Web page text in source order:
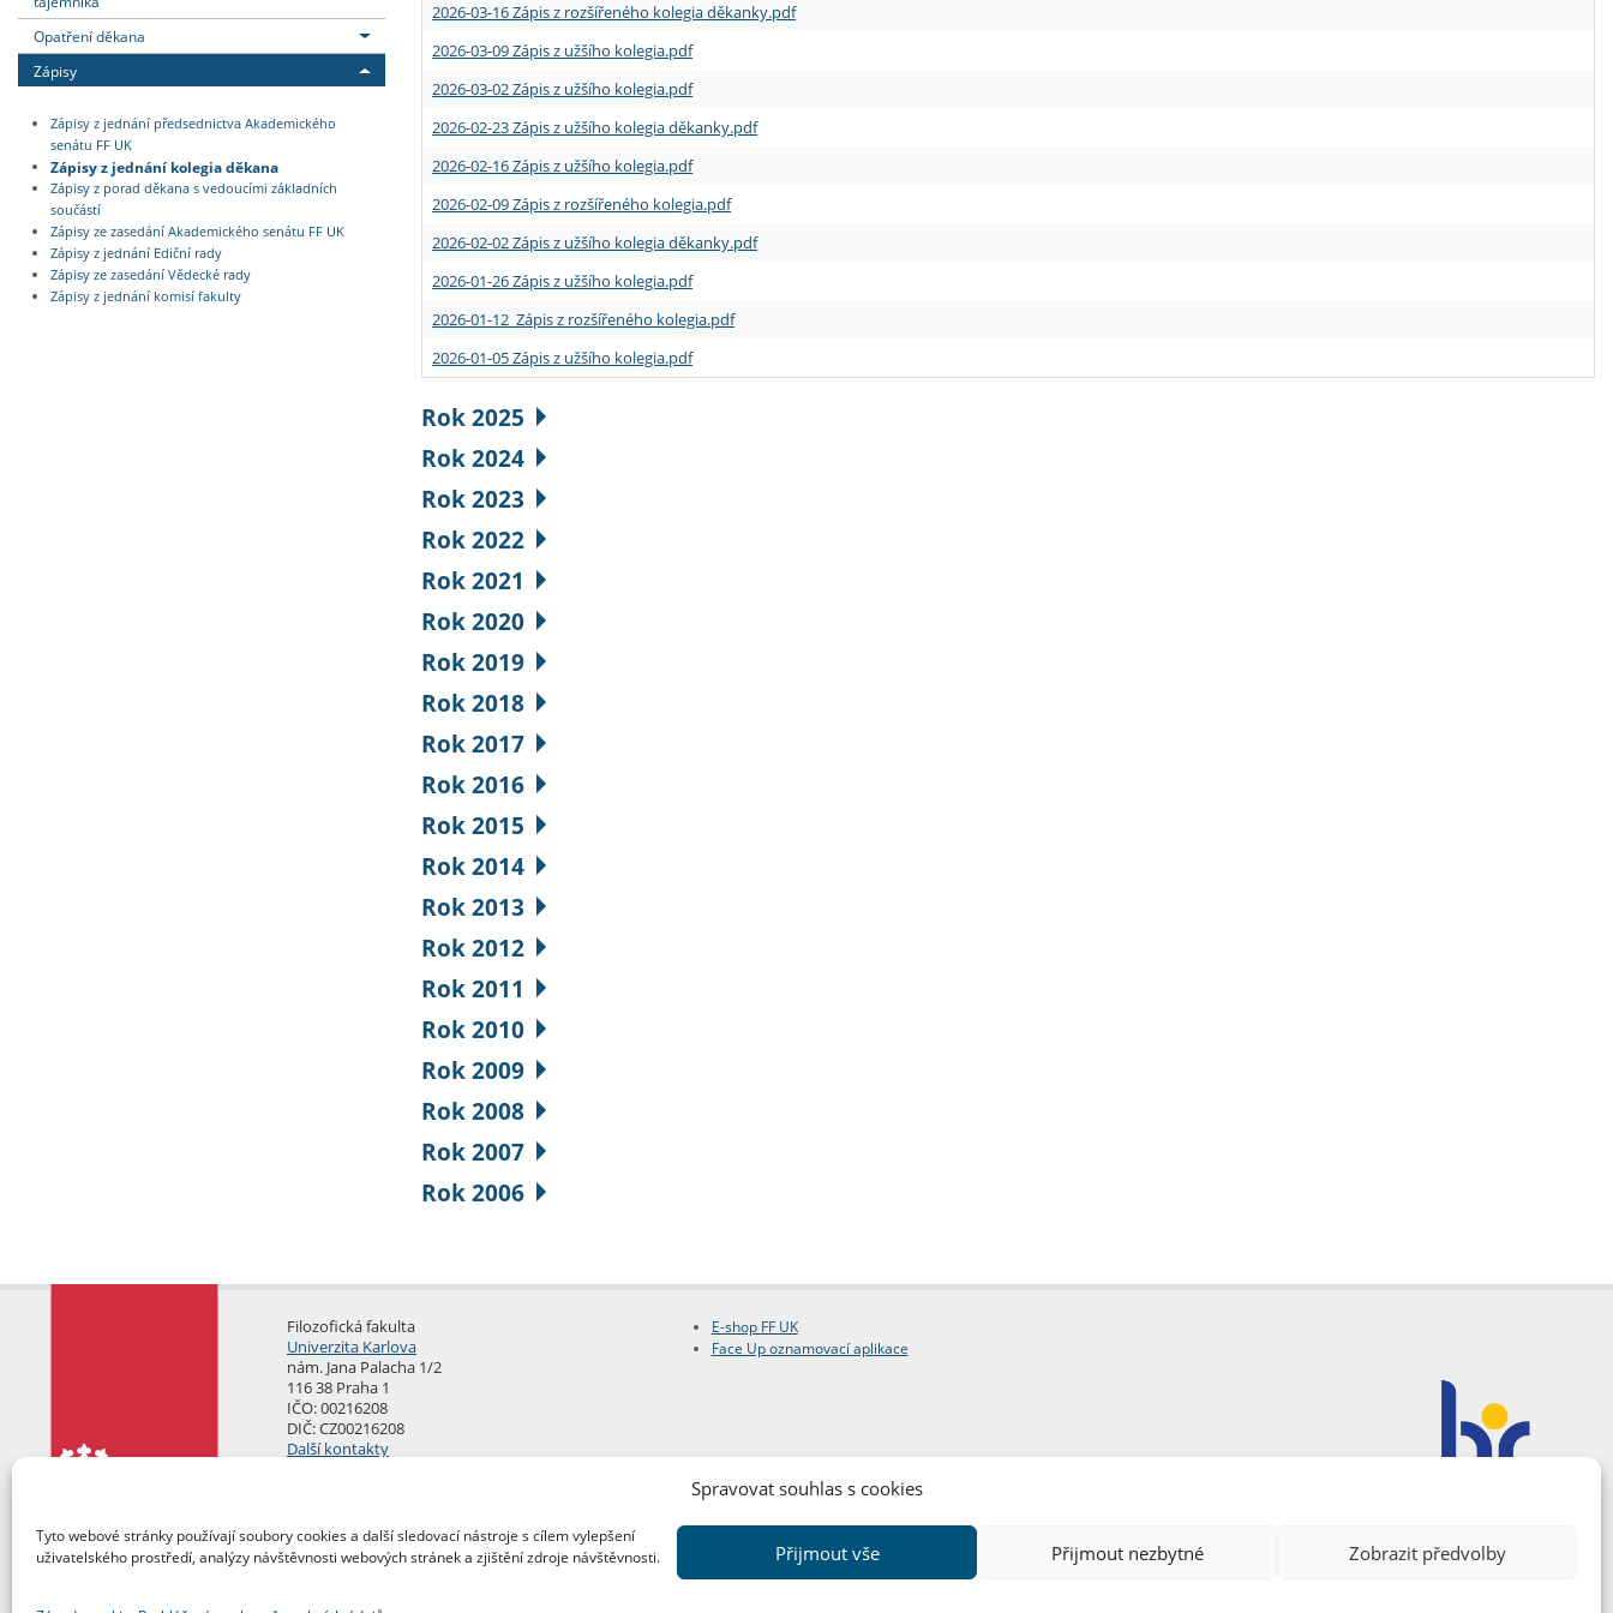
Spravovat souhlas s cookies
Tyto webové stránky používají soubory cookies a další sledovací nástroje s cílem vylepšení
uživatelského prostředí, analýzy návštěvnosti webových stránek a zjištění zdroje návštěvnosti.
Přijmout vše Přijmout nezbytné Zobrazit předvolby
Opatření děkana
Zápisy
Zápisy z jednání předsednictva Akademického
senátu FF UK
Zápisy z jednání kolegia děkana
Zápisy z porad děkana s vedoucími základních
součástí
Zápisy ze zasedání Akademického senátu FF UK
Zápisy z jednání Ediční rady
Zápisy ze zasedání Vědecké rady
Zápisy z jednání komisí fakulty
2026-03-16 Zápis z rozšířeného kolegia děkanky.pdf
2026-03-09 Zápis z užšího kolegia.pdf
2026-03-02 Zápis z užšího kolegia.pdf
2026-02-23 Zápis z užšího kolegia děkanky.pdf
2026-02-16 Zápis z užšího kolegia.pdf
2026-02-09 Zápis z rozšířeného kolegia.pdf
2026-02-02 Zápis z užšího kolegia děkanky.pdf
2026-01-26 Zápis z užšího kolegia.pdf
2026-01-12 Zápis z rozšířeného kolegia.pdf
2026-01-05 Zápis z užšího kolegia.pdf
Rok 2025
Rok 2024
Rok 2023
Rok 2022
Rok 2021
Rok 2020
Rok 2019
Rok 2018
Rok 2017
Rok 2016
Rok 2015
Rok 2014
Rok 2013
Rok 2012
Rok 2011
Rok 2010
Rok 2009
Rok 2008
Rok 2007
Rok 2006
Filozofická fakulta
Univerzita Karlova
nám. Jana Palacha 1/2
116 38 Praha 1
IČO: 00216208
DIČ: CZ00216208
Další kontakty
E-shop FF UK
Face Up oznamovací aplikace